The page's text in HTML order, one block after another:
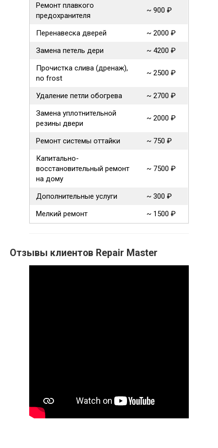
Ремонт плавкого
предохранителя
~ 900 ₽
Перенавеска дверей
~ 2000 ₽
Замена петель дери
~ 4200 ₽
Прочистка слива (дренаж),
no frost
~ 2500 ₽
Удаление петли обогрева
~ 2700 ₽
Замена уплотнительной
резины двери
~ 2000 ₽
Ремонт системы оттайки
~ 750 ₽
Капитально-
восстановительный ремонт
на дому
~ 7500 ₽
Дополнительные услуги
~ 300 ₽
Мелкий ремонт
~ 1500 ₽
Отзывы клиентов Repair Master